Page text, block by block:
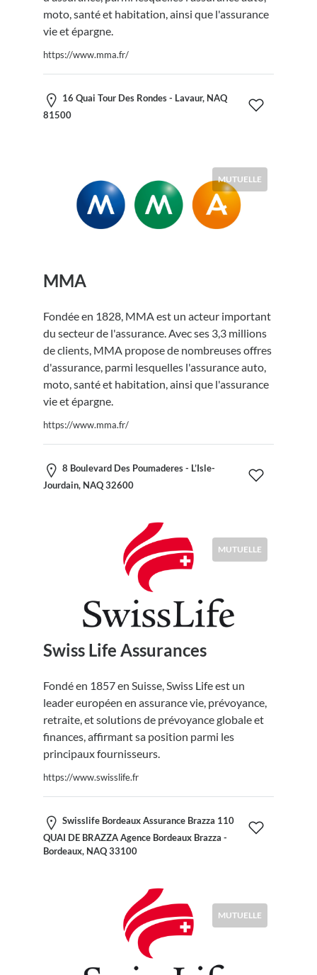
moto, santé et habitation, ainsi que l'assurance
vie et épargne.
https://www.mma.fr/
16 Quai Tour Des Rondes - Lavaur, NAQ
81500
MUTUELLE
MMA
Fondée en 1828, MMA est un acteur important
du secteur de l'assurance. Avec ses 3,3 millions
de clients, MMA propose de nombreuses offres
d'assurance, parmi lesquelles l'assurance auto,
moto, santé et habitation, ainsi que l'assurance
vie et épargne.
https://www.mma.fr/
8 Boulevard Des Poumaderes - L’Isle-
Jourdain, NAQ 32600
MUTUELLE
Swiss Life Assurances
Fondé en 1857 en Suisse, Swiss Life est un
leader européen en assurance vie, prévoyance,
retraite, et solutions de prévoyance globale et
finances, affirmant sa position parmi les
principaux fournisseurs.
https://www.swisslife.fr
Swisslife Bordeaux Assurance Brazza 110
QUAI DE BRAZZA Agence Bordeaux Brazza -
Bordeaux, NAQ 33100
MUTUELLE